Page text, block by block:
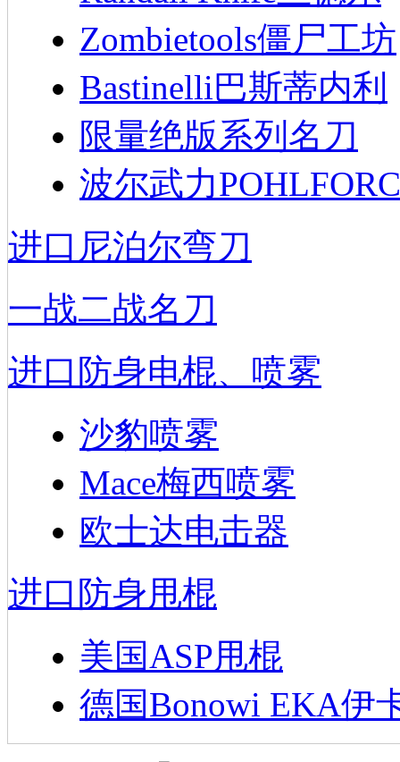
Zombietools僵尸工坊
Bastinelli巴斯蒂内利
限量绝版系列名刀
波尔武力
进口尼泊尔弯刀
一战二战名刀
进口防身电棍、喷雾
沙豹喷雾
Mace梅西喷雾
欧士达电击器
进口防身甩棍
美国ASP甩棍
德国Bonowi EKA伊